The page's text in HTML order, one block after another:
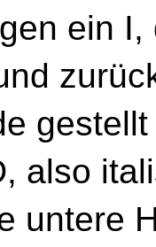
ein
also
untere